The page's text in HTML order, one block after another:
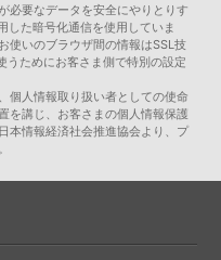
必要なデータを安全にやりとりす
た暗号化通信を使用していま
使いのブラウザ間の情報はSSL技
うためにお客さま側で特別の設定
個人情報取り扱い者としての使命
を講じ、お客さまの個人情報保護
本情報経済社会推進協会より、プ